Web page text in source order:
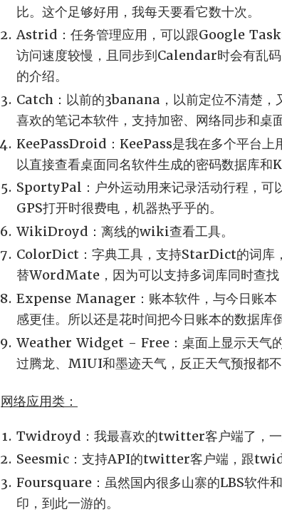
比。这个足够好用，我每天要看它数十次。
Astrid：任务管理应用，可以跟Google
访问速度较慢，且同步到Calendar时会有乱
的介绍。
Catch：以前的3banana，以前定位不清楚
喜欢的笔记本软件，支持加密、网络同步和桌
KeePassDroid：KeePass是我在多个平台
以直接查看桌面同名软件生成的密码数据库和
SportyPal：户外运动用来记录活动行程，可
GPS打开时很费电，机器热乎乎的。
WikiDroyd：离线的wiki查看工具。
ColorDict：字典工具，支持StarDict的词
替WordMate，因为可以支持多词库同时查找
Expense Manager：账本软件，与今日账
感更佳。所以还是花时间把今日账本的数据库
Weather Widget - Free：桌面上显示天气的
过腾龙、MIUI和墨迹天气，反正天气预报都不
网络应用类：
Twidroyd：我最喜欢的twitter客户端了，一
Seesmic：支持API的twitter客户端，跟
Foursquare：虽然国内很多山寨的LBS软件
印，到此一游的。